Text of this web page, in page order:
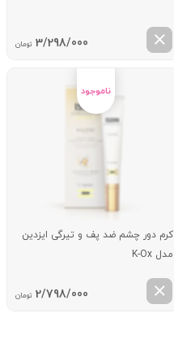
3/298/000 تومان
کرم دور چشم ضد پف و تیرگی ایزدین
مدل K-Ox
2/798/000 تومان